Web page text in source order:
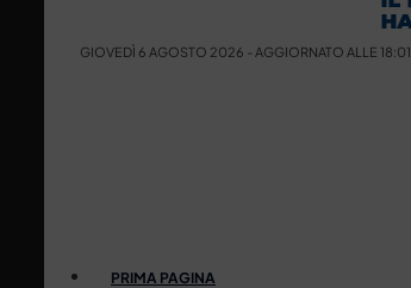
GIOVEDÌ 6 AGOSTO 2026 - AGGIORNATO ALLE 18:01
PRIMA PAGINA